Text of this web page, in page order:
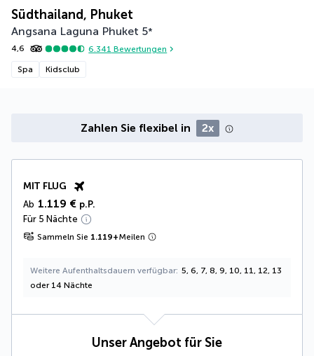
Südthailand, Phuket
Angsana Laguna Phuket 5*
4,6 6.341 Bewertungen
Spa Kidsclub
Zahlen Sie flexibel in 2x
MIT FLUG
Ab 1.119 € p.P.
Für 5 Nächte
Sammeln Sie 1.119+Meilen
Weitere Aufenthaltsdauern verfügbar 5, 6, 7, 8, 9, 10, 11, 12, 13
oder 14 Nächte
Unser Angebot für Sie